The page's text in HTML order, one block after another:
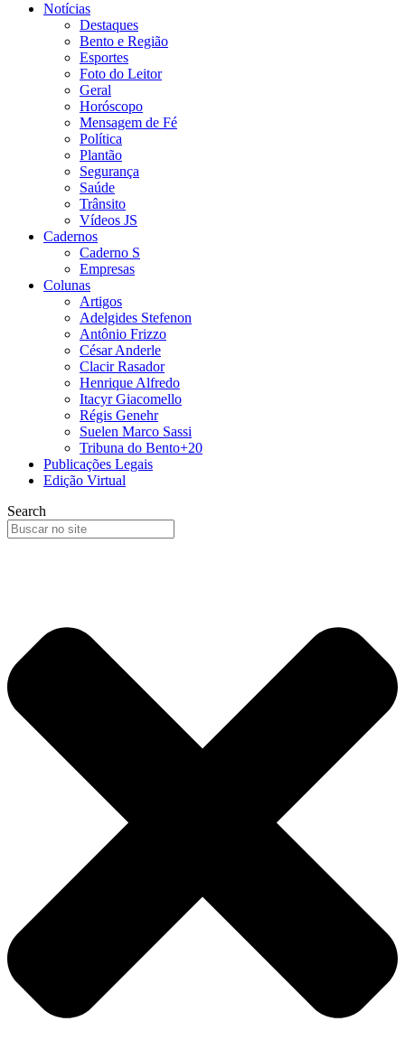
Notícias
Destaques
Bento e Região
Esportes
Foto do Leitor
Geral
Horóscopo
Mensagem de Fé
Política
Plantão
Segurança
Saúde
Trânsito
Vídeos JS
Cadernos
Caderno S
Empresas
Colunas
Artigos
Adelgides Stefenon
Antônio Frizzo
César Anderle
Clacir Rasador
Henrique Alfredo
Itacyr Giacomello
Régis Genehr
Suelen Marco Sassi
Tribuna do Bento+20
Publicações Legais
Edição Virtual
Search